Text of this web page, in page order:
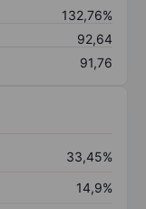
132,76%
92,64
91,76
33,45%
14,9%